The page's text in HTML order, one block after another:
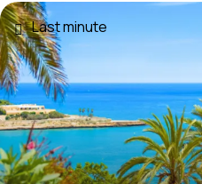
Last minute